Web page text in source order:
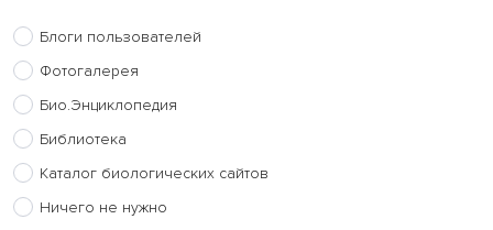
Блоги пользователей
Фотогалерея
Био.Энциклопедия
Библиотека
Каталог биологических сайтов
Ничего не нужно